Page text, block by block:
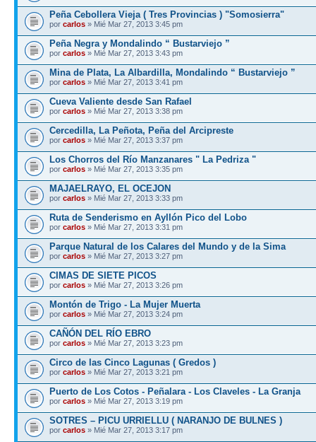
Peña Cebollera Vieja ( Tres Provincias ) "Somosierra"
por carlos » Mié Mar 27, 2013 3:45 pm
Peña Negra y Mondalindo “ Bustarviejo ”
por carlos » Mié Mar 27, 2013 3:43 pm
Mina de Plata, La Albardilla, Mondalindo “ Bustarviejo ”
por carlos » Mié Mar 27, 2013 3:41 pm
Cueva Valiente desde San Rafael
por carlos » Mié Mar 27, 2013 3:38 pm
Cercedilla, La Peñota, Peña del Arcipreste
por carlos » Mié Mar 27, 2013 3:37 pm
Los Chorros del Río Manzanares " La Pedriza "
por carlos » Mié Mar 27, 2013 3:35 pm
MAJAELRAYO, EL OCEJON
por carlos » Mié Mar 27, 2013 3:33 pm
Ruta de Senderismo en Ayllón Pico del Lobo
por carlos » Mié Mar 27, 2013 3:31 pm
Parque Natural de los Calares del Mundo y de la Sima
por carlos » Mié Mar 27, 2013 3:27 pm
CIMAS DE SIETE PICOS
por carlos » Mié Mar 27, 2013 3:26 pm
Montón de Trigo - La Mujer Muerta
por carlos » Mié Mar 27, 2013 3:24 pm
CAÑÓN DEL RÍO EBRO
por carlos » Mié Mar 27, 2013 3:23 pm
Circo de las Cinco Lagunas ( Gredos )
por carlos » Mié Mar 27, 2013 3:21 pm
Puerto de Los Cotos - Peñalara - Los Claveles - La Granja
por carlos » Mié Mar 27, 2013 3:19 pm
SOTRES – PICU URRIELLU ( NARANJO DE BULNES )
por carlos » Mié Mar 27, 2013 3:17 pm